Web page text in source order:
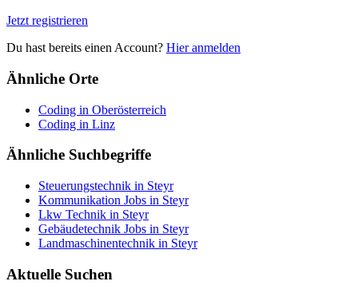
Jetzt registrieren
Du hast bereits einen Account? Hier anmelden
Ähnliche Orte
Coding in Oberösterreich
Coding in Linz
Ähnliche Suchbegriffe
Steuerungstechnik in Steyr
Kommunikation Jobs in Steyr
Lkw Technik in Steyr
Gebäudetechnik Jobs in Steyr
Landmaschinentechnik in Steyr
Aktuelle Suchen